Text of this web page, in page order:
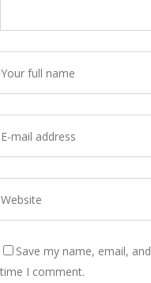
Save my name, email,
time I comment.